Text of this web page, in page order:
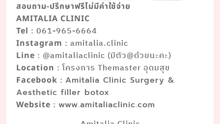
สอบถาม-ปรึกษาฟรีไม่มีค่าใช้จ่าย
AMITALIA CLINIC
Tel : 061-965-6664
Instagram : amitalia.clinic
Line : @amitaliaclinic (มีตัว@ด้วยนะคะ)
Location : โครงการ Themaster อุดมสุข
Facebook :Amitalia Clinic Surgery &
Aesthetic filler botox
Website :www.amitaliaclinic.com